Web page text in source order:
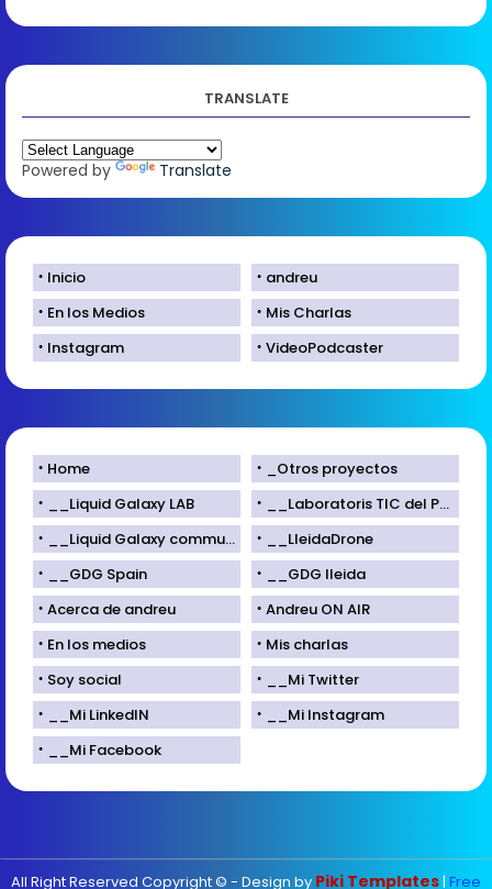
TRANSLATE
Powered by Translate
Inicio
andreu
En los Medios
Mis Charlas
Instagram
VideoPodcaster
Home
_Otros proyectos
__Liquid Galaxy LAB
__Laboratoris TIC del Parc Científic de Lleida
__Liquid Galaxy community
__LleidaDrone
__GDG Spain
__GDG lleida
Acerca de andreu
Andreu ON AIR
En los medios
Mis charlas
Soy social
__Mi Twitter
__Mi LinkedIN
__Mi Instagram
__Mi Facebook
All Right Reserved Copyright © - Design by Piki Templates| Free